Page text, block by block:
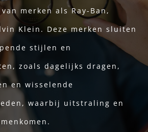
merken als Ray-Ban,
Klein. Deze merken sluiten
stijlen en
zoals dagelijks dragen,
en wisselende
waarbij uitstraling en